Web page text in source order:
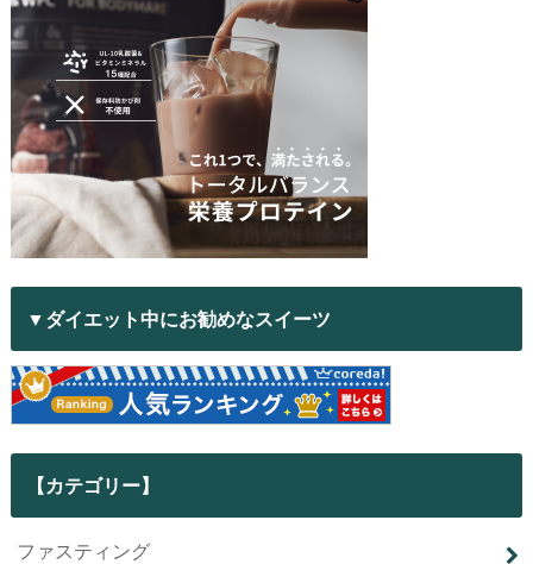
▼ダイエット中にお勧めなスイーツ
【カテゴリー】
ファスティング